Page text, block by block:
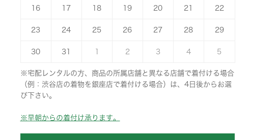
16 17 18 19 20 21 22
23 24 25 26 27 28 29
30 31 2 3 4 5
※宅配レンタルの方、商品の所属店舗と異なる店舗で着付ける場合
（例：渋谷店の着物を銀座店で着付ける場合）は、4日後からお選
び下さい。
※早朝からの着付け承ります。